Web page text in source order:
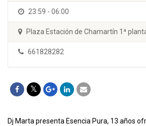
23:59 - 06:00
Plaza Estación de Chamartín 1ª
661828282
Dj Marta presenta Esencia Pura, 13 años